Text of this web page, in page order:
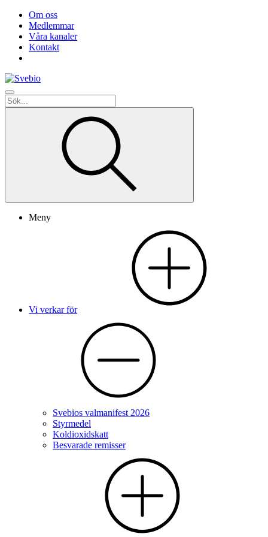
Om oss
Medlemmar
Våra kanaler
Kontakt
Meny
Vi verkar för
Svebios valmanifest 2026
Styrmedel
Koldioxidskatt
Besvarade remisser